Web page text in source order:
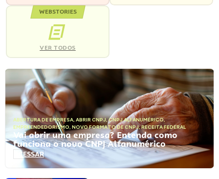
WEBSTORIES
VER TODOS
ABERTURA DE EMPRESA, ABRIR CNPJ,CNPJ ALFANUMÉRICO,
EMPREENDEDORISMO, NOVO FORMATO DE CNPJ,RECEITA FEDERAL
Vai abrir uma empresa? Entenda como
funciona o novo CNPJ Alfanumérico
ACESSAR